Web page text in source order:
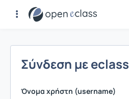
Σύνδεση
Σύνδεση με eclass
Όνομα χρήστη (username)